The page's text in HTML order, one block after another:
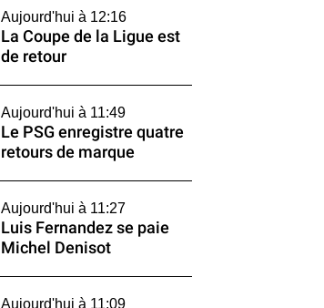
Aujourd'hui à 12:16
La Coupe de la Ligue est
de retour
Aujourd'hui à 11:49
Le PSG enregistre quatre
retours de marque
Aujourd'hui à 11:27
Luis Fernandez se paie
Michel Denisot
Aujourd'hui à 11:09